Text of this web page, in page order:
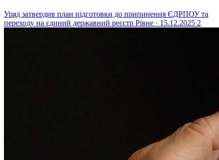
Уряд затвердив план підготовки до припинення ЄДРПОУ та
переходу на єдиний державний реєстр Рівне · 15.12.2025 2